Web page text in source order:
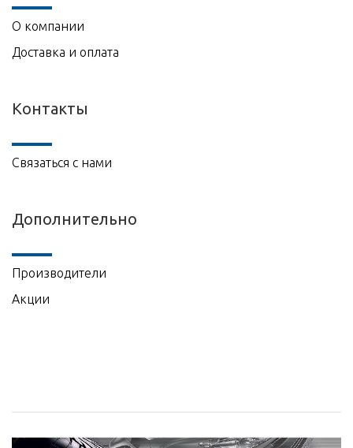
О компании
Доставка и оплата
Контакты
Связаться с нами
Дополнительно
Производители
Акции